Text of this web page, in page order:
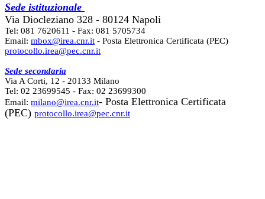
Sede istituzionale
Via Diocleziano 328 - 80124 Napoli
Tel: 081 7620611 - Fax: 081 5705734
Email: mbox@irea.cnr.it - Posta Elettronica Certificata (PEC)
protocollo.irea@pec.cnr.it
Sede secondaria
Via A Corti, 12 - 20133 Milano
Tel: 02 23699545 - Fax: 02 23699300
Email: milano@irea.cnr.it- Posta Elettronica Certificata
(PEC) protocollo.irea@pec.cnr.it